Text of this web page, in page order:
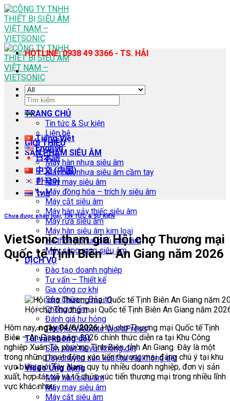
Skip
to
content
TRANG CHỦ
Tin tức & Sự kiện
Liên hệ
GIỚI THIỆU
SẢN PHẨM SIÊU ÂM
Máy hàn nhựa siêu âm
Máy hàn nhựa siêu âm cầm tay
Máy may siêu âm
Máy đồng hóa – trích ly siêu âm
Máy cắt siêu âm
Máy hàn vảy thiếc siêu âm
Máy rửa siêu âm
Máy hàn siêu âm kim loại
Hệ thống phun phủ siêu âm
Máy sàng rung siêu âm
DỊCH VỤ
Đào tạo doanh nghiệp
Tư vấn – Thiết kế
Gia công cơ khí
Sửa chữa – Bảo trì
Chống thấm
Đánh giá hư hỏng
Thiết kế Website WordPress
Túi vải không dệt
Sản xuất túi vải không dệt
Dây chuyền sản xuất túi vải không dệt
Video Ứng dụng
Máy hàn siêu âm
Máy may siêu âm
Máy cắt siêu âm
HOTLINE: 0938 49 3366 - TS. HẢI
Tìm
kiếm:
Tiếng Việt
English
日本語
中文 (中国)
한국어
ไทย
Chưa được phân loại,TIN TỨC & SỰ KIỆN
VietSonic tham gia Hội chợ Thương mại
Quốc tế Tịnh Biên – An Giang năm 2026
Hội chợ Thương mại Quốc tế Tịnh Biên An Giang năm
Hôm nay,ngày 04/6/2026, Hội chợ Thương mại Quốc tế Tịnh
Biên – An Giang năm 2026 chính thức diễn ra tại Khu Công
nghiệp Xuân Tô, phường Tịnh Biên, tỉnh An Giang. Đây là một
trong những hoạt động xúc tiến thương mại đáng chú ý tại khu
vực biên giới Tây Nam, quy tụ nhiều doanh nghiệp, đơn vị sản
xuất, hợp tác xã và tổ chức xúc tiến thương mại trong nhiều lĩnh
vực khác nhau.